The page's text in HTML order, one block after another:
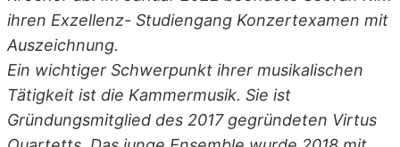
ihren Exzellenz- Studiengang Konzertexamen mit
Auszeichnung.
Ein wichtiger Schwerpunkt ihrer musikalischen
Tätigkeit ist die Kammermusik. Sie ist
Gründungsmitglied des 2017 gegründeten Virtus